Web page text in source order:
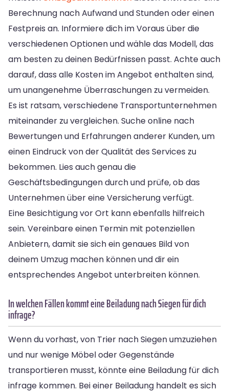
Berechnung nach Aufwand und Stunden oder einen
Festpreis an. Informiere dich im Voraus über die
verschiedenen Optionen und wähle das Modell, das
am besten zu deinen Bedürfnissen passt. Achte auch
darauf, dass alle Kosten im Angebot enthalten sind,
um unangenehme Überraschungen zu vermeiden.
Es ist ratsam, verschiedene Transportunternehmen
miteinander zu vergleichen. Suche online nach
Bewertungen und Erfahrungen anderer Kunden, um
einen Eindruck von der Qualität des Services zu
bekommen. Lies auch genau die
Geschäftsbedingungen durch und prüfe, ob das
Unternehmen über eine Versicherung verfügt.
Eine Besichtigung vor Ort kann ebenfalls hilfreich
sein. Vereinbare einen Termin mit potenziellen
Anbietern, damit sie sich ein genaues Bild von
deinem Umzug machen können und dir ein
entsprechendes Angebot unterbreiten können.
In welchen Fällen kommt eine Beiladung nach Siegen für dich
infrage?
Wenn du vorhast, von Trier nach Siegen umzuziehen
und nur wenige Möbel oder Gegenstände
transportieren musst, könnte eine Beiladung für dich
infrage kommen. Bei einer Beiladung handelt es sich